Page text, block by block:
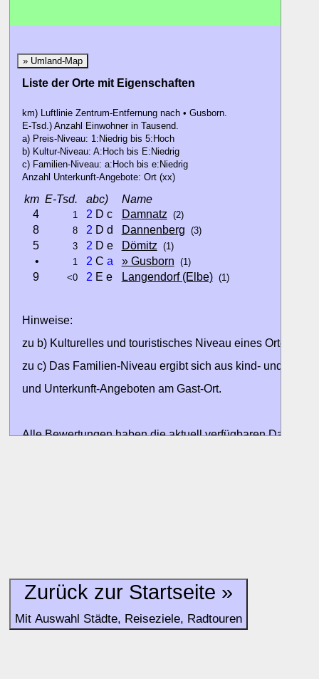
» Umland-Map
Liste der Orte mit Eigenschaften
km) Luftlinie Zentrum-Entfernung nach • Gusborn.
E-Tsd.) Anzahl Einwohner in Tausend.
a) Preis-Niveau: 1:Niedrig bis 5:Hoch
b) Kultur-Niveau: A:Hoch bis E:Niedrig
c) Familien-Niveau: a:Hoch bis e:Niedrig
Anzahl Unterkunft-Angebote: Ort (xx)
km E-Tsd. abc)
Name
4
1 2 D c Damnatz (2)
8 8 2 D d Dannenberg (3)
5 3 2 D e Dömitz (1)
• 1 2 C a » Gusborn (1)
9 <0 2 E e Langendorf (Elbe) (1)
Hinweise:
zu b) Kulturelles und touristisches Niveau eines Ortes
zu c) Das Familien-Niveau ergibt sich aus kind- und
und Unterkunft-Angeboten am Gast-Ort.
Alle Bewertungen haben die aktuell verfügbaren Daten
Zurück zur Startseite »
Mit Auswahl Städte, Reiseziele, Radtouren